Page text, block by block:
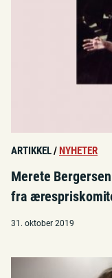
ARTIKKEL/NYHETER
Merete
fra
31. oktober 2019